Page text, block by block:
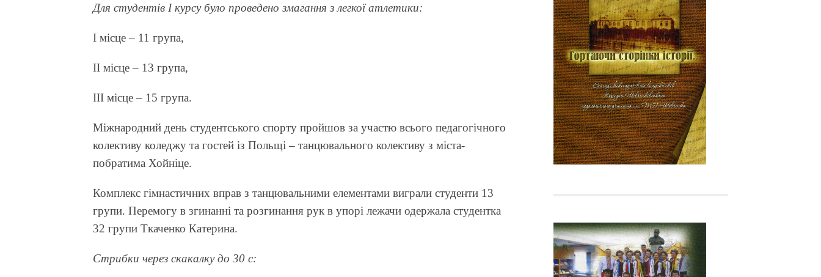
Для студентів І курсу було проведено змагання з легкої атлетики:
І місце – 11 група,
ІІ місце – 13 група,
ІІІ місце – 15 група.
Міжнародний день студентського спорту пройшов за участю всього педагогічного
колективу коледжу та гостей із Польщі – танцювального колективу з міста-
побратима Хойніце.
Комплекс гімнастичних вправ з танцювальними елементами виграли студенти 13
групи. Перемогу в згинанні та розгинання рук в упорі лежачи одержала студентка
32 групи Ткаченко Катерина.
Стрибки через скакалку до 30 с: